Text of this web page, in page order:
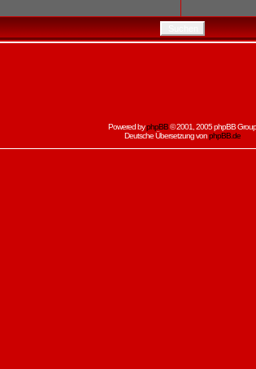
Powered byphpBB© 2001, 2005 phpBB Group
Deutsche Übersetzung vonphpBB.de